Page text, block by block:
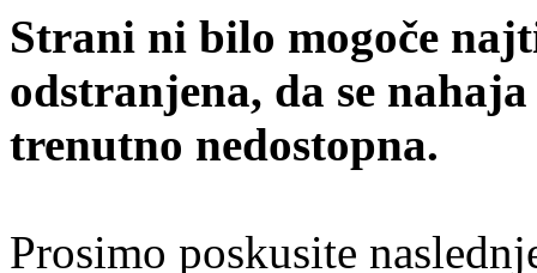
Strani ni bilo mogoče
odstranjena, da se
trenutno nedostopna.
Prosimo poskusite